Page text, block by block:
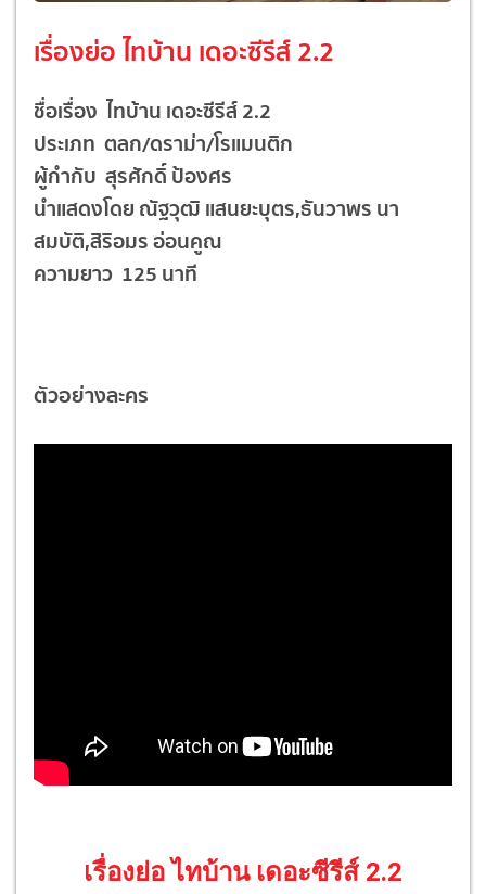
เรื่องย่อ ไทบ้าน เดอะซีรีส์ 2.2
ชื่อเรื่อง ไทบ้าน เดอะซีรีส์ 2.2
ประเภท ตลก/ดราม่า/โรแมนติก
ผู้กำกับ สุรศักดิ์ ป้องศร
นำแสดงโดย ณัฐวุฒิ แสนยะบุตร,ธันวาพร นา
สมบัติ,สิริอมร อ่อนคูณ
ความยาว 125 นาที
ตัวอย่างละคร
เรื่องย่อ ไทบ้าน เดอะซีรีส์ 2.2